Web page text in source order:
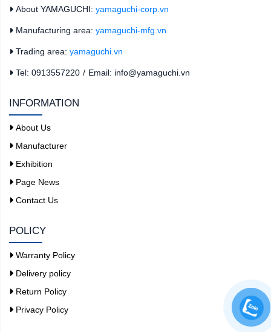
About YAMAGUCHI: yamaguchi-corp.vn
Manufacturing area: yamaguchi-mfg.vn
Trading area: yamaguchi.vn
Tel: 0913557220 / Email: info@yamaguchi.vn
INFORMATION
About Us
Manufacturer
Exhibition
Page News
Contact Us
POLICY
Warranty Policy
Delivery policy
Return Policy
Privacy Policy